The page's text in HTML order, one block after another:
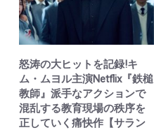
怒涛の大ヒットを記録!キ
ム・ムヨル主演Netflix『鉄槌
教師』派手なアクションで
混乱する教育現場の秩序を
正していく痛快作【サラン